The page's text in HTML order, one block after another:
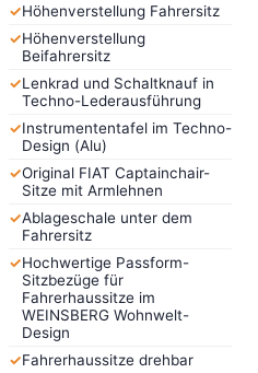
✓Höhenverstellung Fahrersitz
✓Höhenverstellung
Beifahrersitz
✓Lenkrad und Schaltknauf in
Techno-Lederausführung
✓Instrumententafel im Techno-
Design (Alu)
✓Original FIAT Captainchair-
Sitze mit Armlehnen
✓Ablageschale unter dem
Fahrersitz
✓Hochwertige Passform-
Sitzbezüge für
Fahrerhaussitze im
WEINSBERG Wohnwelt-
Design
✓Fahrerhaussitze drehbar